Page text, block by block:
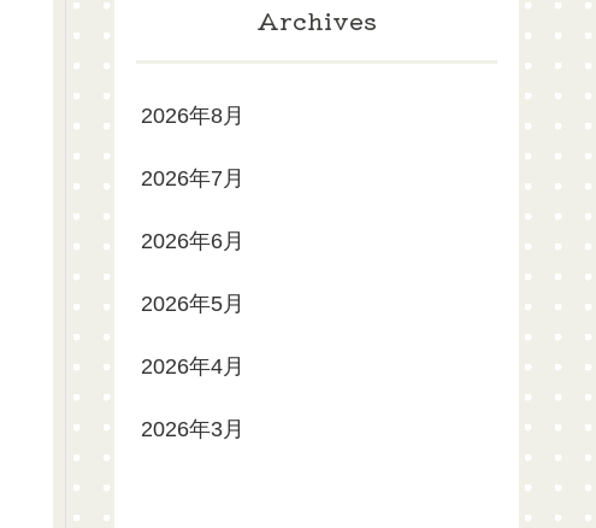
Archives
2026年8月
2026年7月
2026年6月
2026年5月
2026年4月
2026年3月